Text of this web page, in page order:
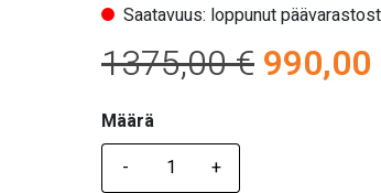
Saatavuus: loppunut
1375,00€990,00
Määrä
Määrä